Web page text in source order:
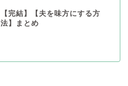
【完結】【夫を味方にする方
法】まとめ